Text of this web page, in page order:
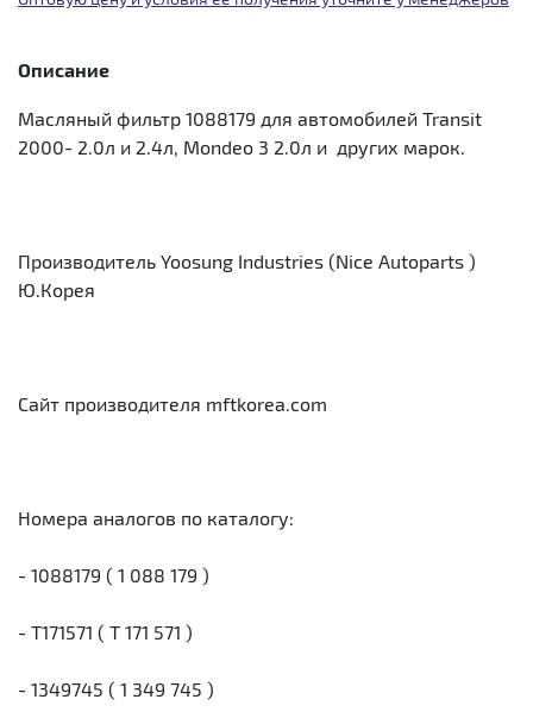
Описание
Масляный фильтр 1088179 для автомобилей Transit
2000- 2.0л и 2.4л, Mondeo 3 2.0л и других марок.
Производитель Yoosung Industries (Nice Autoparts )
Ю.Корея
Сайт производителя mftkorea.com
Номера аналогов по каталогу:
- 1088179 ( 1 088 179 )
- T171571 ( T 171 571 )
- 1349745 ( 1 349 745 )